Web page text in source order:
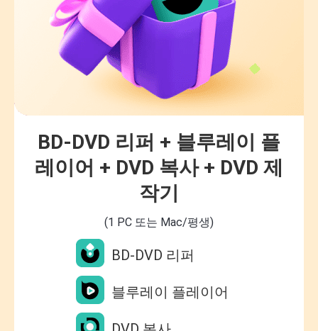
BD-DVD 리퍼 + 블루레이 플
레이어 + DVD 복사 + DVD 제
작기
(1 PC 또는 Mac/평생)
BD-DVD 리퍼
블루레이 플레이어